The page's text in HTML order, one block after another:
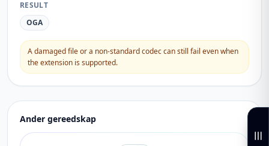
RESULT
OGA
A damaged file or a non-standard codec can still fail even when
the extension is supported.
Ander gereedskap